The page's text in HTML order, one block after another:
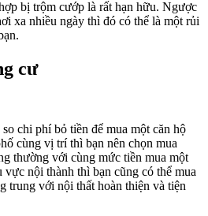
bị trộm cướp là rất hạn hữu. Ngược
xa nhiều ngày thì đó có thể là một rủi
cư
chi phí bỏ tiền để mua một căn hộ
cùng vị trí thì bạn nên chọn mua
thường với cùng mức tiền mua một
nội thành thì bạn cũng có thể mua
trung với nội thất hoàn thiện và tiện